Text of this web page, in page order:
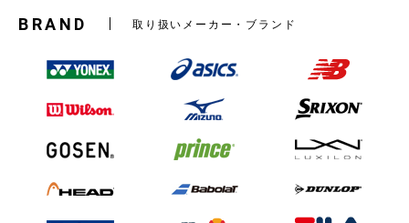
BRAND 取り扱いメーカー・ブランド